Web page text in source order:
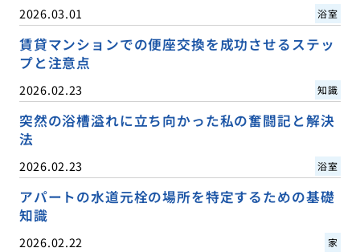
2026.03.01 浴室
賃貸マンションでの便座交換を成功させるステッ
プと注意点
2026.02.23 知識
突然の浴槽溢れに立ち向かった私の奮闘記と解決
法
2026.02.23 浴室
アパートの水道元栓の場所を特定するための基礎
知識
2026.02.22 家